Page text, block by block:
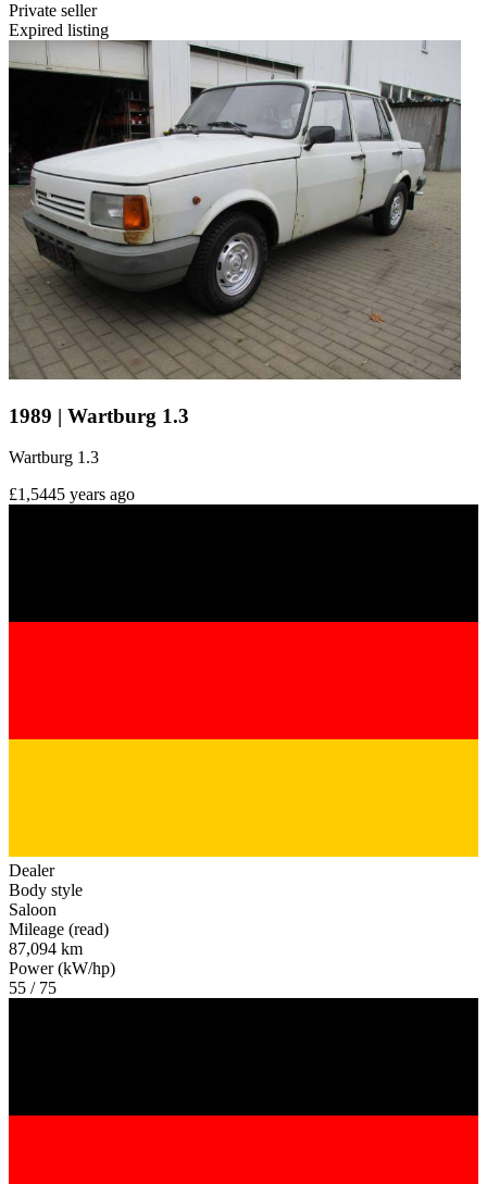
Private seller
Expired listing
1989 | Wartburg 1.3
Wartburg 1.3
£1,5445 years ago
Dealer
Body style
Saloon
Mileage (read)
87,094 km
Power (kW/hp)
55 / 75